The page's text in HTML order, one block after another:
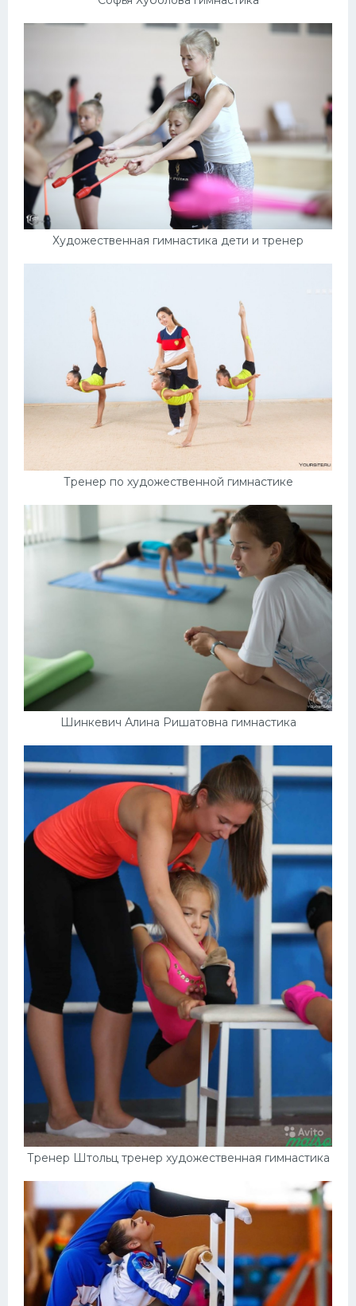
Художественная гимнастика дети и тренер
Тренер по художественной гимнастике
Шинкевич Алина Ришатовна гимнастика
Тренер Штольц тренер художественная гимнастика